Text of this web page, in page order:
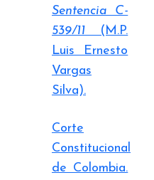
Sentencia C-
539/11(M.P.
Luis Ernesto
Vargas
Silva).
Corte
Constitucional
de Colombia.